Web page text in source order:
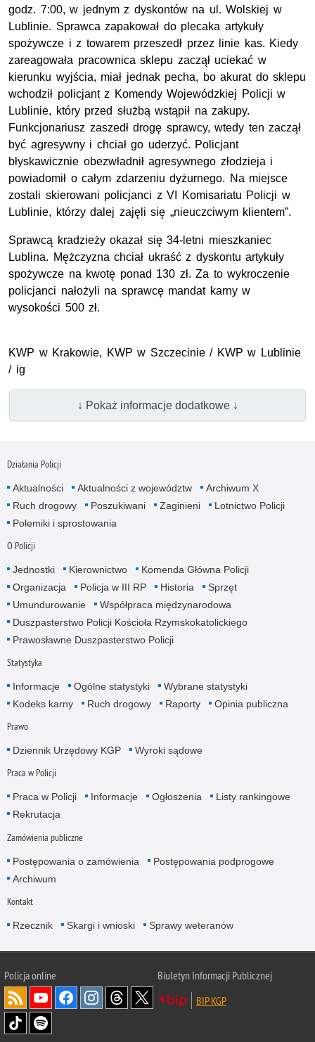
godz. 7:00, w jednym z dyskontów na ul. Wolskiej w
Lublinie. Sprawca zapakował do plecaka artykuły
spożywcze i z towarem przeszedł przez linie kas. Kiedy
zareagowała pracownica sklepu zaczął uciekać w
kierunku wyjścia, miał jednak pecha, bo akurat do sklepu
wchodził policjant z Komendy Wojewódzkiej Policji w
Lublinie, który przed służbą wstąpił na zakupy.
Funkcjonariusz zaszedł drogę sprawcy, wtedy ten zaczął
być agresywny i chciał go uderzyć. Policjant
błyskawicznie obezwładnił agresywnego złodzieja i
powiadomił o całym zdarzeniu dyżurnego. Na miejsce
zostali skierowani policjanci z VI Komisariatu Policji w
Lublinie, którzy dalej zajęli się „nieuczciwym klientem”.
Sprawcą kradzieży okazał się 34-letni mieszkaniec
Lublina. Mężczyzna chciał ukraść z dyskontu artykuły
spożywcze na kwotę ponad 130 zł. Za to wykroczenie
policjanci nałożyli na sprawcę mandat karny w
wysokości 500 zł.
KWP w Krakowie, KWP w Szczecinie / KWP w Lublinie
/ ig
↓ Pokaż informacje dodatkowe ↓
Działania Policji
Aktualności Aktualności z województw
Archiwum X
Ruch drogowy
Poszukiwani Zaginieni
Lotnictwo Policji
Polemiki i sprostowania
O Policji
Jednostki Kierownictwo
Komenda Główna Policji
Organizacja
Policja w III RP Historia
Sprzęt
Umundurowanie
Współpraca międzynarodowa
Duszpasterstwo Policji Kościoła Rzymskokatolickiego
Prawosławne Duszpasterstwo Policji
Statystyka
Informacje Ogólne statystyki
Wybrane statystyki
Kodeks karny
Ruch drogowy Raporty Opinia publiczna
Prawo
Dziennik Urzędowy KGP Wyroki sądowe
Praca w Policji
Praca w Policji Informacje Ogłoszenia
Listy rankingowe
Rekrutacja
Zamówienia publiczne
Postępowania o zamówienia
Postępowania podprogowe
Archiwum
Kontakt
Rzecznik Skargi i wnioski Sprawy weteranów
Policjaonline
Biuletyn Informacji Publicznej
BIP KGP